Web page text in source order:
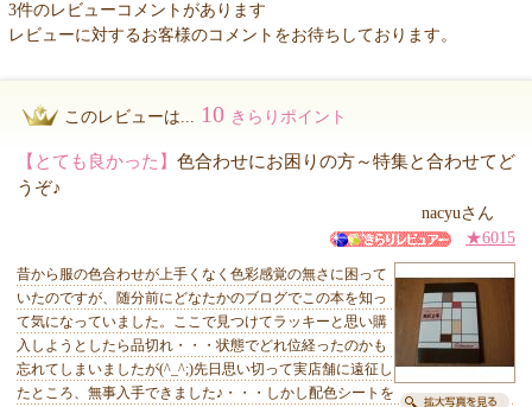
3件のレビューコメントがあります
レビューに対するお客様のコメントをお待ちしております。
このレビューは... 10 きらりポイント
【とても良かった】 色合わせにお困りの方～特集と合わせてど
うぞ♪
nacyuさん
★6015
昔から服の色合わせが上手くなく色彩感覚の無さに困って
いたのですが、随分前にどなたかのブログでこの本を知っ
て気になっていました。ここで見つけてラッキーと思い購
入しようとしたら品切れ・・・状態でどれ位経ったのかも
忘れてしまいましたが(^_^;)先日思い切って実店舗に遠征し
たところ、無事入手できました♪・・・しかし配色シートを